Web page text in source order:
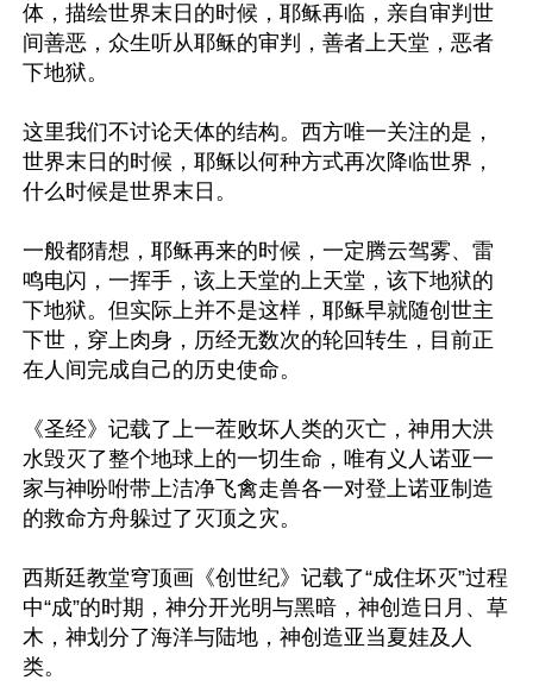
体，描绘世界末日的时候，耶稣再临，亲自审判世
间善恶，众生听从耶稣的审判，善者上天堂，恶者
下地狱。
这里我们不讨论天体的结构。西方唯一关注的是，
世界末日的时候，耶稣以何种方式再次降临世界，
什么时候是世界末日。
一般都猜想，耶稣再来的时候，一定腾云驾雾、雷
鸣电闪，一挥手，该上天堂的上天堂，该下地狱的
下地狱。但实际上并不是这样，耶稣早就随创世主
下世，穿上肉身，历经无数次的轮回转生，目前正
在人间完成自己的历史使命。
《圣经》记载了上一茬败坏人类的灭亡，神用大洪
水毁灭了整个地球上的一切生命，唯有义人诺亚一
家与神吩咐带上洁净飞禽走兽各一对登上诺亚制造
的救命方舟躲过了灭顶之灾。
西斯廷教堂穹顶画《创世纪》记载了“成住坏灭”过程
中“成”的时期，神分开光明与黑暗，神创造日月、草
木，神划分了海洋与陆地，神创造亚当夏娃及人
类。